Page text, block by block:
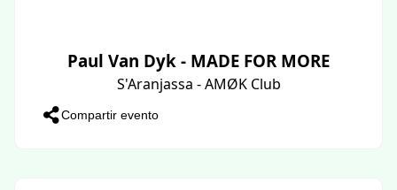
Paul Van Dyk - MADE FOR MORE
S'Aranjassa - AMØK Club
Compartir evento